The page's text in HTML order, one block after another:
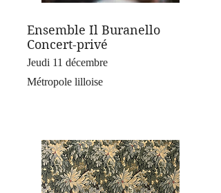
Ensemble Il Buranello
Concert-privé
Jeudi 11 décembre
Métropole lilloise